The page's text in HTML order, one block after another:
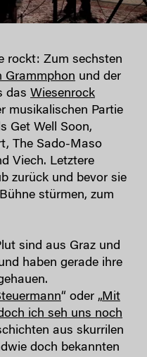
rockt: Zum sechsten
Grammphon und der
das Wiesenrock
musikalischen Partie
Get Well Soon,
The Sado-Maso
Viech. Letztere
zurück und bevor sie
stürmen, zum
sind aus Graz und
haben gerade ihre
“ oder „Mit
ich seh uns noch
aus skurrilen
doch bekannten